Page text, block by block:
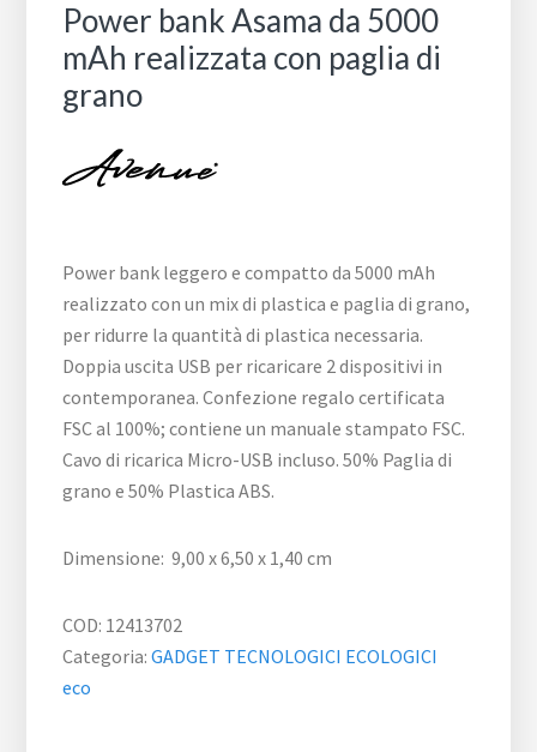
Power bank Asama da 5000
mAh realizzata con paglia di
grano
Power bank leggero e compatto da 5000 mAh
realizzato con un mix di plastica e paglia di grano,
per ridurre la quantità di plastica necessaria.
Doppia uscita USB per ricaricare 2 dispositivi in
contemporanea. Confezione regalo certificata
FSC al 100%; contiene un manuale stampato FSC.
Cavo di ricarica Micro-USB incluso. 50% Paglia di
grano e 50% Plastica ABS.
Dimensione: 9,00 x 6,50 x 1,40 cm
COD: 12413702
Categoria:GADGET TECNOLOGICI ECOLOGICI
eco